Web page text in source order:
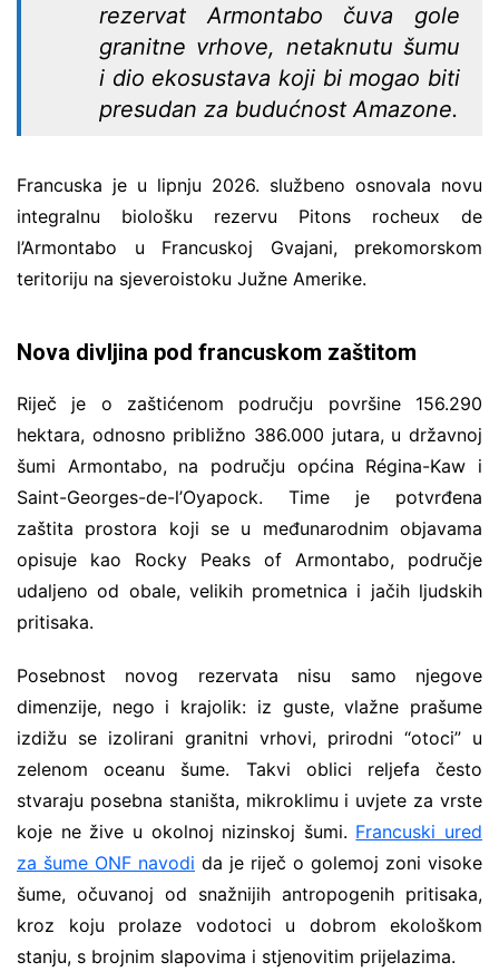
rezervat Armontabo čuva gole
granitne vrhove, netaknutu šumu
i dio ekosustava koji bi mogao biti
presudan za budućnost Amazone.
Francuska je u lipnju 2026. službeno osnovala novu
integralnu biološku rezervu Pitons rocheux de
l’Armontabo u Francuskoj Gvajani, prekomorskom
teritoriju na sjeveroistoku Južne Amerike.
Nova divljina pod francuskom zaštitom
Riječ je o zaštićenom području površine 156.290
hektara, odnosno približno 386.000 jutara, u državnoj
šumi Armontabo, na području općina Régina-Kaw i
Saint-Georges-de-l’Oyapock. Time je potvrđena
zaštita prostora koji se u međunarodnim objavama
opisuje kao Rocky Peaks of Armontabo, područje
udaljeno od obale, velikih prometnica i jačih ljudskih
pritisaka.
Posebnost novog rezervata nisu samo njegove
dimenzije, nego i krajolik: iz guste, vlažne prašume
izdižu se izolirani granitni vrhovi, prirodni “otoci” u
zelenom oceanu šume. Takvi oblici reljefa često
stvaraju posebna staništa, mikroklimu i uvjete za vrste
koje ne žive u okolnoj nizinskoj šumi. Francuski ured
za šume ONF navodi da je riječ o golemoj zoni visoke
šume, očuvanoj od snažnijih antropogenih pritisaka,
kroz koju prolaze vodotoci u dobrom ekološkom
stanju, s brojnim slapovima i stjenovitim prijelazima.